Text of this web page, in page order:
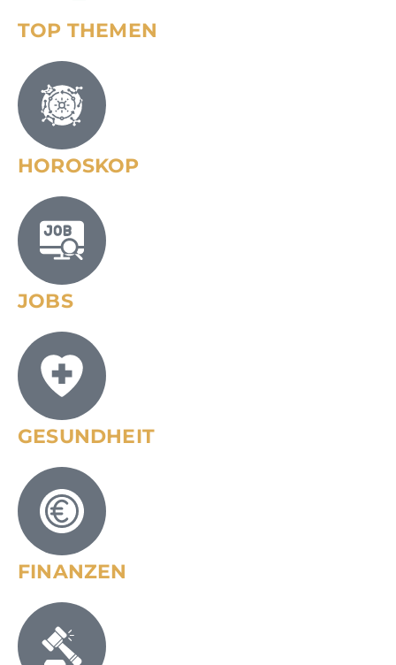
TOP THEMEN
HOROSKOP
JOBS
GESUNDHEIT
FINANZEN